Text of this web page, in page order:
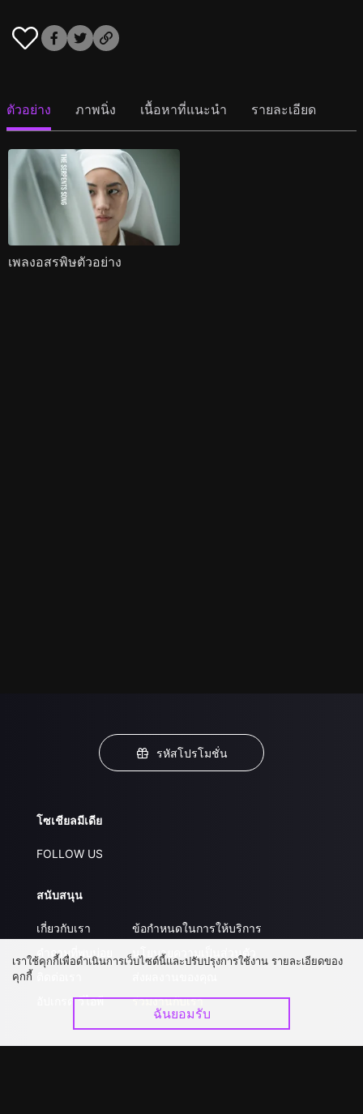
ตัวอย่าง ภาพนิ่ง เนื้อหาที่แนะนำ รายละเอียด
เพลงอสรพิษตัวอย่าง
รหัสโปรโมชั่น
โซเชียลมีเดีย
FOLLOW US
สนับสนุน
เกี่ยวกับเรา
คำถามที่พบบ่อย
อัปเกรด วีไอพี
ข้อกำหนดในการให้บริการ
นโยบายความเป็นส่วนตัว
ร่วมงานกับเรา
เราใช้คุกกี้เพื่อดำเนินการเว็บไซต์นี้และปรับปรุงการใช้งาน รายละเอียดของ
คุกกี้
ฉันยอมรับ